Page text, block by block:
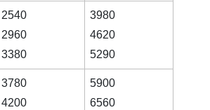
2540
2960
3380
3980
4620
5290
3780
4200
5900
6560